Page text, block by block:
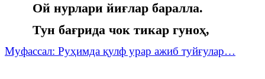
Ой нурлари йиғлар баралла.
Тун бағрида чок тикар гуноҳ,
Муфассал: Руҳимда қулф урар ажиб туйғулар…